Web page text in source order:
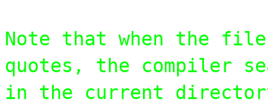
Note that when the
quotes, the compiler
in the current